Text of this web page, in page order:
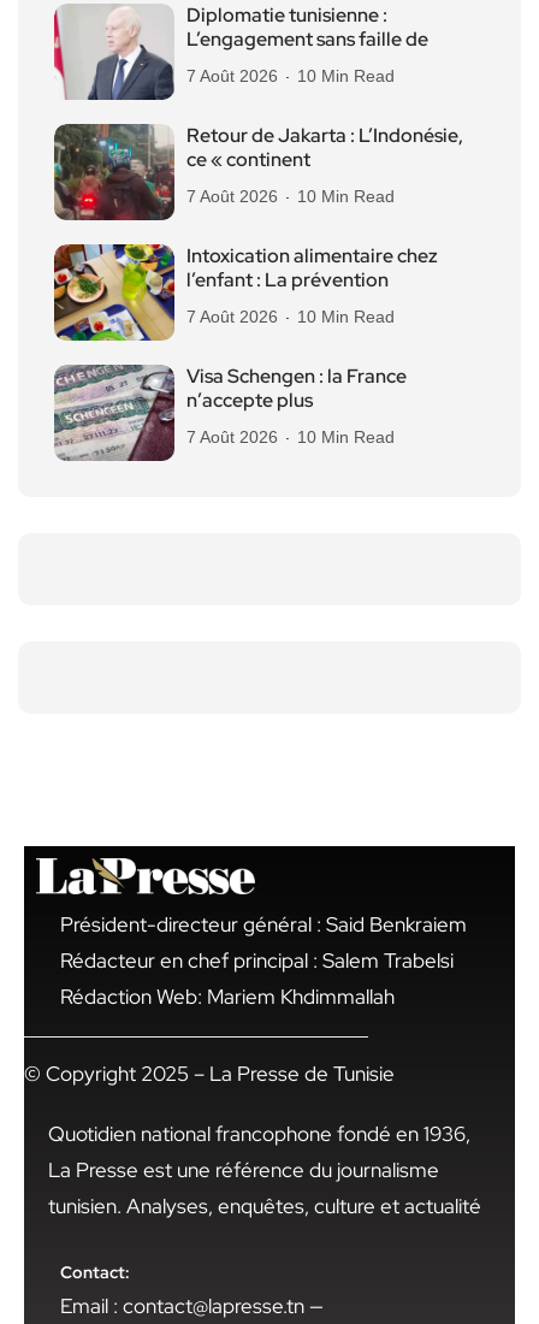
Diplomatie tunisienne :
L’engagement sans faille de
7 Août 2026 10 Min Read
Retour de Jakarta : L’Indonésie,
ce « continent
7 Août 2026 10 Min Read
Intoxication alimentaire chez
l’enfant : La prévention
7 Août 2026 10 Min Read
Visa Schengen : la France
n’accepte plus
7 Août 2026 10 Min Read
Président-directeur général : Said Benkraiem
Rédacteur en chef principal : Salem Trabelsi
Rédaction Web: Mariem Khdimmallah
© Copyright 2025 – La Presse de Tunisie
Quotidien national francophone fondé en 1936,
La Presse est une référence du journalisme
tunisien. Analyses, enquêtes, culture et actualité
Contact:
Email : contact@lapresse.tn —